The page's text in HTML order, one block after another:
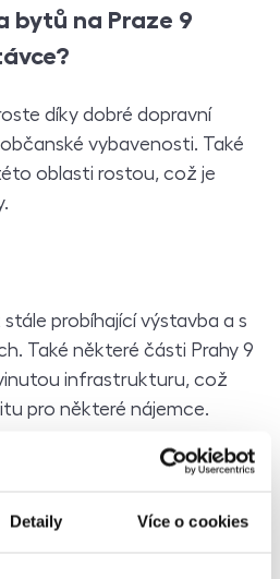
Detaily Více o cookies
bytů na Praze 9
díky dobré dopravní
vybavenosti. Také
oblasti rostou, což je
probíhající výstavba a s
Také některé části Prahy 9
infrastrukturu, což
pro některé nájemce.
části Prahy vhodné jak pro
dobrým přístupem k
Navíc je zde